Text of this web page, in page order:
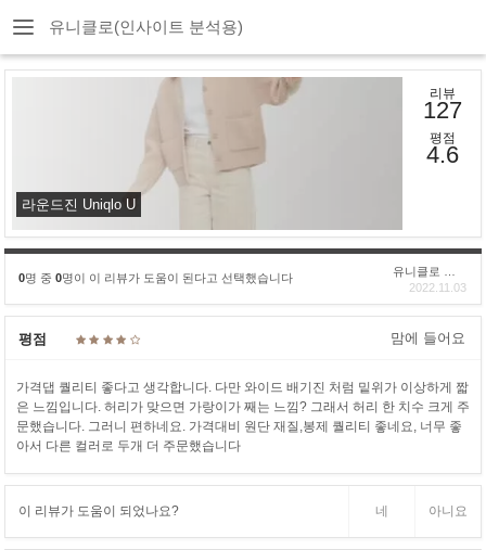
유니클로(인사이트 분석용)
라운드진 Uniqlo U
리뷰
127
평점
4.6
0명 중 0명이 이 리뷰가 도움이 된다고 선택했습니다
2022.11.03
평점 맘에 들어요
가격댑 퀄리티 좋다고 생각합니다. 다만 와이드 배기진 처럼 밑위가 이상하게 짧
은 느낌입니다. 허리가 맞으면 가랑이가 째는 느낌? 그래서 허리 한 치수 크게 주
문했습니다. 그러니 편하네요. 가격대비 원단 재질,봉제 퀄리티 좋네요, 너무 좋
아서 다른 컬러로 두개 더 주문했습니다
이 리뷰가 도움이 되었나요? 네 아니요